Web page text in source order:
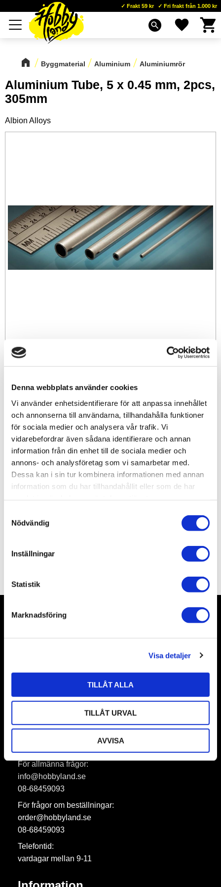
Denna webbplats använder cookies
Vi använder enhetsidentifierare för att anpassa innehållet
och annonserna till användarna, tillhandahålla funktioner
för sociala medier och analysera vår trafik. Vi
vidarebefordrar även sådana identifierare och annan
information från din enhet till de sociala medier och
annons- och analysföretag som vi samarbetar med.
Dessa kan i sin tur kombinera informationen med annan
information som du har tillhandahållit eller som de har
e
Nödvändig
Inställningar
Statistik
Marknadsföring
Visa detaljer
TILLÅT ALLA
TILLÅT URVAL
AVVISA
Meny
Frakt 59 kr Fri frakt från 1.000 kr
search Favoriter
Byggmaterial Aluminium Aluminiumrör
Aluminium Tube, 5 x 0.45 mm, 2pcs,
305mm
Albion Alloys
79sek
Lägg till i favoriter
Lagerstatus
3 st i lager
ALAT5M
skickas från oss inom 3-5 vardagar
Dina personuppgifter behandlas i enlighet med vårintegritetspolicy.
Hobbyland AB
För allmänna frågor:
info@hobbyland.se
08-68459093
För frågor om beställningar:
order@hobbyland.se
08-68459093
Telefontid:
vardagar mellan 9-11